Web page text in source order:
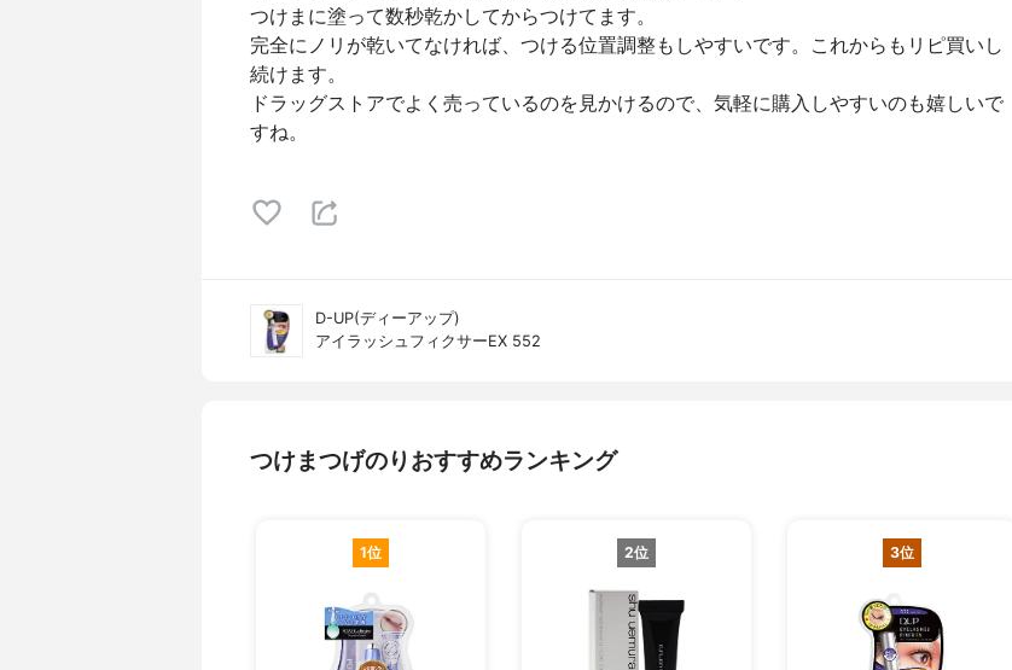
つけまに塗って数秒乾かしてからつけてます。
完全にノリが乾いてなければ、つける位置調整もしやすいです。これからもリピ買いし
続けます。
ドラッグストアでよく売っているのを見かけるので、気軽に購入しやすいのも嬉しいで
すね。
D-UP(ディーアップ)
アイラッシュフィクサーEX 552
つけまつげのりおすすめランキング
1位 2位 3位